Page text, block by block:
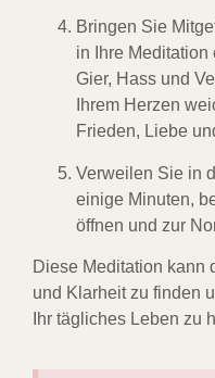
Bringen Sie
in Ihre
Gier, Hass und
Ihrem Herzen
Frieden, Liebe
Verweilen Sie in
einige Minuten,
öffnen und zur
Diese Meditation kann
und Klarheit zu finden
Ihr tägliches Leben zu